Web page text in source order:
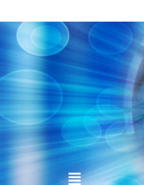
to
contentvinivida.lk